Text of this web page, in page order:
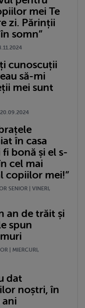
mei Te
zi. Părinții
somn”
cunoscuții
să-mi
mei sunt
20.09.2024
în casa
bonă și el s-
cel mai
copiilor mei!”
SENIOR | VINERI,
an de trăit și
spun
| MIERCURI,
dat
noștri, în
ani